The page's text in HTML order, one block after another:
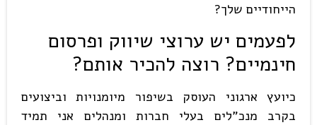
הייחודיים שלך?
לפעמים יש ערוצי שיווק ופרסום
חינמיים? רוצה להכיר אותם?
כיועץ ארגוני העוסק בשיפור מיומנויות וביצועים
בקרב מנכ"לים בעלי חברות ומנהלים אני תמיד